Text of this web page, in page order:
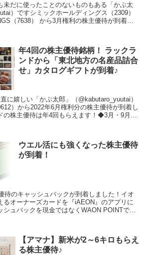
未だに使ったことのないものもある「かぶ太
）ですシミックホールディングス（2309）
（7638） から3月権利の株主優待が到着し
年4回の株主優待銘柄！ ラックラ
ンドから「東北地方の名産品詰合
せ」カタログギフトが到着♪
に嬉しい「かぶ太郎」（@kabutaro_yuutai）
）から2022年6月権利分の株主優待が到着し
の株主優待は年4回もらえます！◆3月・9月
ウエル活にも強くなった株主優待
が到着！
待のキャッシュバックが到着しました！イオ
るオーナーズカードを『iAEON』のアプリに
ュバックを現金ではなくWAON POINTで受
【アマナ】新米が2～6キロもらえ
る株主優待♪